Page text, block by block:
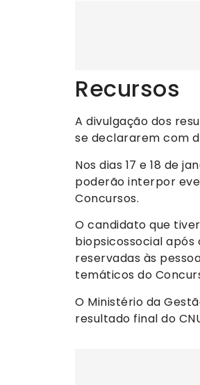
Recursos
A divulgação dos
se declararem com
Nos dias 17 e 18 de
poderão interpor
Concursos.
O candidato que
biopsicossocial
reservadas às
temáticos do
O Ministério da
resultado final do